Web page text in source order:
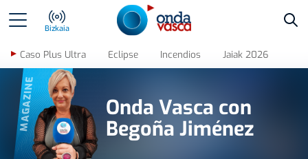
Bizkaia
Caso Plus Ultra Eclipse Incendios Jaiak 2026
MAGAZINE
Onda Vasca con
Begoña Jiménez